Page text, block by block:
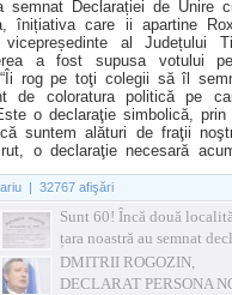
semnat Declarației de Unire
înițiativa care ii apartine
vicepreședinte al Județului
a fost supusa votului
rog pe toţi colegii să îl
de coloratura politică pe
o declaraţie simbolică, prin
suntem alături de fraţii
o declaraţie necesară
| 32767 afişări
Sunt 60! Încă două
țara noastră au semnat
simbolică de Unire
DMITRII ROGOZIN,
DECLARAT PERSONA